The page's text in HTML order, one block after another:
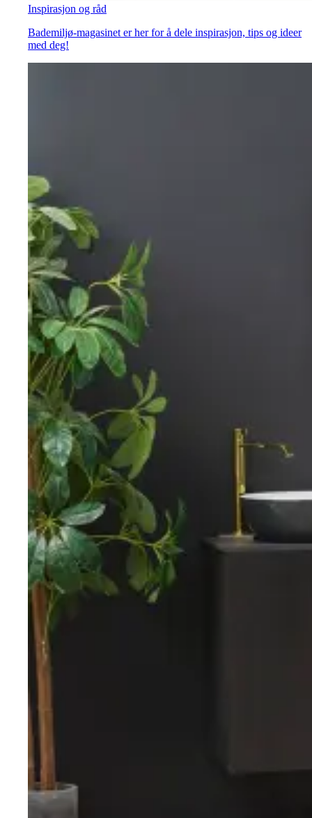
Inspirasjon og råd
Bademiljø-magasinet er her for å dele inspirasjon, tips og ideer
med deg!